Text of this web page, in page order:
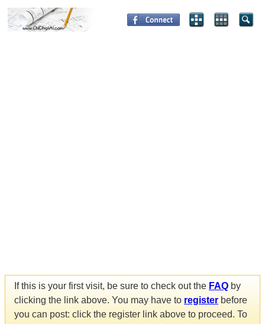
If this is your first visit, be sure to check out the FAQ by
clicking the link above. You may have to register before
you can post: click the register link above to proceed. To